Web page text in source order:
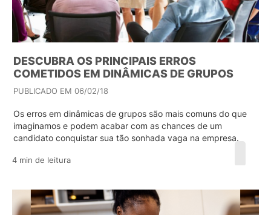
DESCUBRA OS PRINCIPAIS ERROS
COMETIDOS EM DINÂMICAS DE GRUPOS
PUBLICADO EM 06/02/18
Os erros em dinâmicas de grupos são mais comuns do que
imaginamos e podem acabar com as chances de um
candidato conquistar sua tão sonhada vaga na empresa.
4 min de leitura